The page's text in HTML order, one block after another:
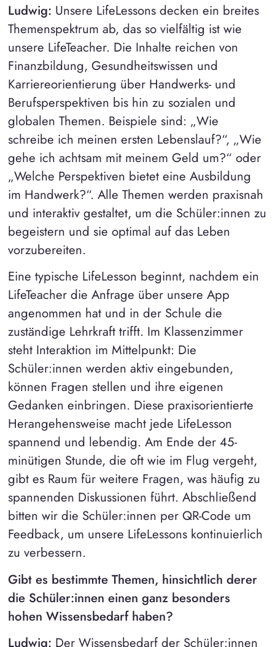
Ludwig: Unsere LifeLessons decken ein breites
Themenspektrum ab, das so vielfältig ist wie
unsere LifeTeacher. Die Inhalte reichen von
Finanzbildung, Gesundheitswissen und
Karriereorientierung über Handwerks- und
Berufsperspektiven bis hin zu sozialen und
globalen Themen. Beispiele sind: „Wie
schreibe ich meinen ersten Lebenslauf?“, „Wie
gehe ich achtsam mit meinem Geld um?“ oder
„Welche Perspektiven bietet eine Ausbildung
im Handwerk?“. Alle Themen werden praxisnah
und interaktiv gestaltet, um die Schüler:innen zu
begeistern und sie optimal auf das Leben
vorzubereiten.
Eine typische LifeLesson beginnt, nachdem ein
LifeTeacher die Anfrage über unsere App
angenommen hat und in der Schule die
zuständige Lehrkraft trifft. Im Klassenzimmer
steht Interaktion im Mittelpunkt: Die
Schüler:innen werden aktiv eingebunden,
können Fragen stellen und ihre eigenen
Gedanken einbringen. Diese praxisorientierte
Herangehensweise macht jede LifeLesson
spannend und lebendig. Am Ende der 45-
minütigen Stunde, die oft wie im Flug vergeht,
gibt es Raum für weitere Fragen, was häufig zu
spannenden Diskussionen führt. Abschließend
bitten wir die Schüler:innen per QR-Code um
Feedback, um unsere LifeLessons kontinuierlich
zu verbessern.
Gibt es bestimmte Themen, hinsichtlich derer
die Schüler:innen einen ganz besonders
hohen Wissensbedarf haben?
Ludwig: Der Wissensbedarf der Schüler:innen